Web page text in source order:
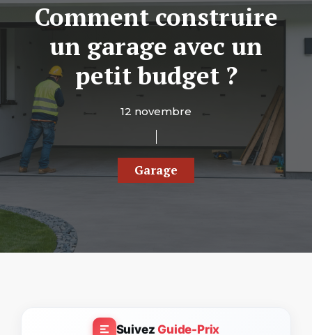
Comment construire
un garage avec un
petit budget ?
12 novembre
Garage
SuivezGuide-Prix